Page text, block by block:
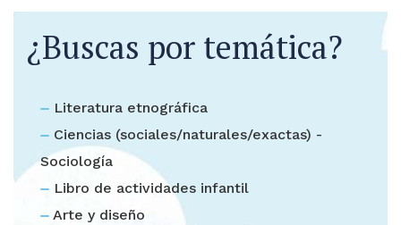
¿Buscas por temática?
Literatura etnográfica
Ciencias (sociales/naturales/exactas) -
Sociología
Libro de actividades infantil
Arte y diseño